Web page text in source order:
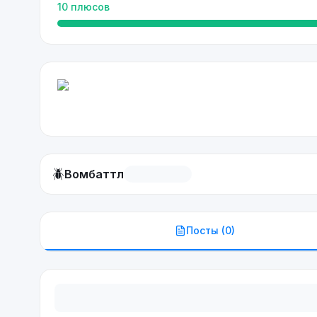
10 плюсов
🪲Вомбаттл
Посты (0)